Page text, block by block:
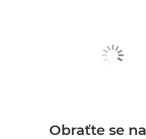
Obraťte se